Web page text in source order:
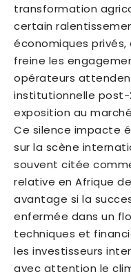
transformation
certain
économiques
freine les
opérateurs
institutionnelle post-
exposition au
Ce silence impacte
sur la scène
souvent citée
relative en Afrique
avantage si la
enfermée dans un
techniques et
les investisseurs
avec attention le